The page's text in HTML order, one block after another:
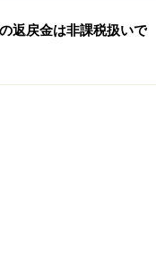
返戻金は非課税扱いで